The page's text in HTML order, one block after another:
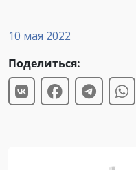
10 мая 2022
Поделиться: